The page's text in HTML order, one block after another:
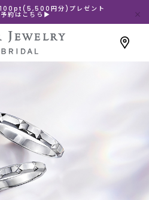
100pt(5,500円分)プレゼント
約はこちら▶